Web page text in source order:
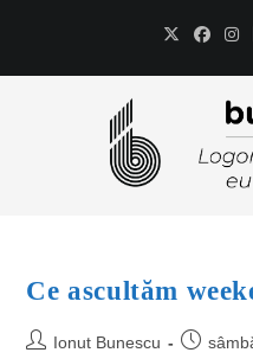
Ce ascultăm
Ionut Bunescu